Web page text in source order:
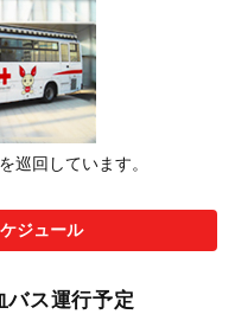
巡回しています。
ジュール
バス運行予定